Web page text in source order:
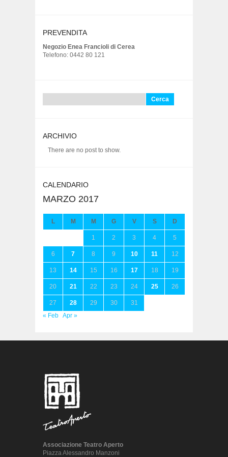
PREVENDITA
Negozio Enea Francioli di Cerea
Telefono: 0442 80 121
per:
ARCHIVIO
There are no post to show.
CALENDARIO
MARZO 2017
L M M G V S D
1 2 3 4 5
6 7 8 9 10 11 12
13 14 15 16 17 18 19
20 21 22 23 24 25 26
27 28 29 30
31
« Feb Apr »
Associazione Teatro Aperto
Piazza Alessandro Manzoni